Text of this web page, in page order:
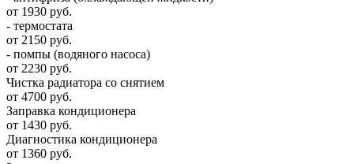
от 1930 руб.
- термостата
от 2150 руб.
- помпы (водяного насоса)
от 2230 руб.
Чистка радиатора со снятием
от 4700 руб.
Заправка кондиционера
от 1430 руб.
Диагностика кондиционера
от 1360 руб.